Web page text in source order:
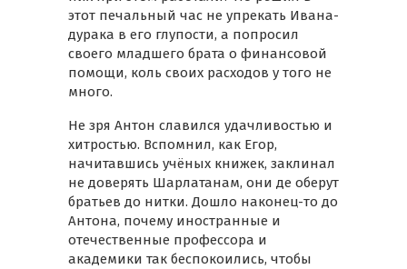
этот печальный час не упрекать Ивана-
дурака в его глупости, а попросил
своего младшего брата о финансовой
помощи, коль своих расходов у того не
много.
Не зря Антон славился удачливостью и
хитростью. Вспомнил, как Егор,
начитавшись учёных книжек, заклинал
не доверять Шарлатанам, они де оберут
братьев до нитки. Дошло наконец-то до
Антона, почему иностранные и
отечественные профессора и
академики так беспокоились, чтобы